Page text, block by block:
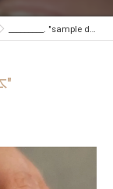
_________. "sample design 10本"
"